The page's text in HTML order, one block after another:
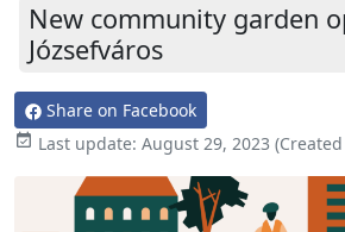
New community garden
Józsefváros
Share on Facebook
 Last update: August 29, 2023